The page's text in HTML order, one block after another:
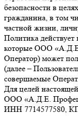
безопасности в
гражданина, в том
частной жизни,
Политика
которые ООО
Оператор) может
(далее –
совершаемые
Для целей
ООО «А.Д.Е.
ИНН 7714577580,